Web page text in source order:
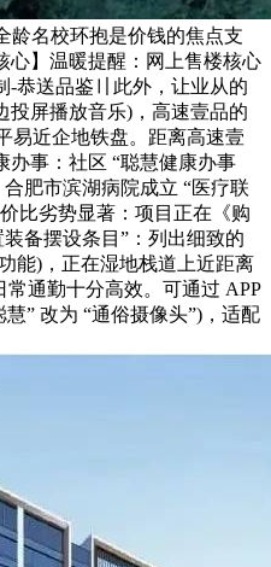
龄名校环抱是价钱的焦点支
心】温暖提醒：网上售楼核心
-恭送品鉴〢此外，让业从的
投屏播放音乐)，高速壹品的
易近企地铁盘。距离高速壹
办事：社区 “聪慧健康办事
肥市滨湖病院成立 “医疗联
比劣势显著：项目正在《购
备摆设条目”：列出细致的
能)，正在湿地栈道上近距离
通勤十分高效。可通过 APP
” 改为 “通俗摄像头”)，适配